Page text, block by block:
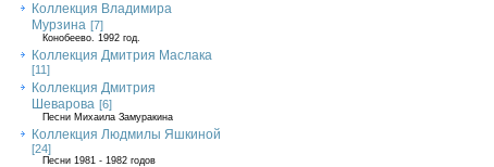
Коллекция Владимира
Мурзина [7]
Конобеево. 1992 год.
Коллекция Дмитрия Маслака
[11]
Коллекция Дмитрия
Шеварова [6]
Песни Михаила Замуракина
Коллекция Людмилы Яшкиной
[24]
Песни 1981 - 1982 годов